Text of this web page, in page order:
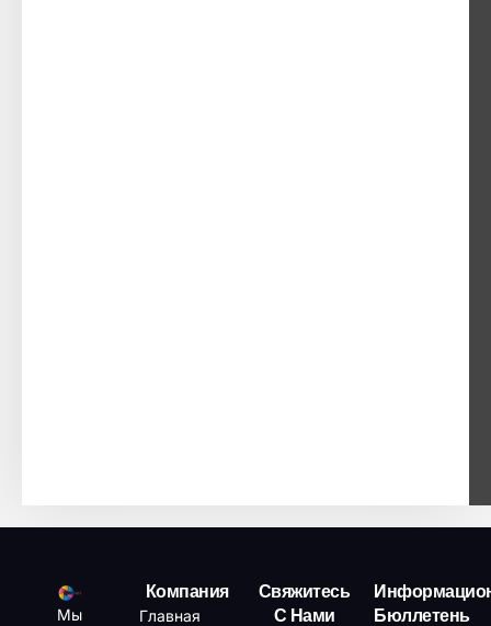
Мы
Компания
Главная
Свяжитесь
С Нами
Бюллетень